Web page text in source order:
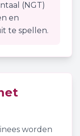
(NGT)
en
te spellen.
worden